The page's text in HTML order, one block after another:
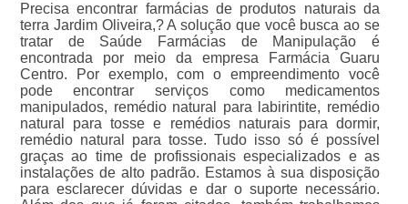
Precisa encontrar farmácias de produtos naturais da
terra Jardim Oliveira,? A solução que você busca ao se
tratar de Saúde Farmácias de Manipulação é
encontrada por meio da empresa Farmácia Guaru
Centro. Por exemplo, com o empreendimento você
pode encontrar serviços como medicamentos
manipulados, remédio natural para labirintite, remédio
natural para tosse e remédios naturais para dormir,
remédio natural para tosse. Tudo isso só é possível
graças ao time de profissionais especializados e as
instalações de alto padrão. Estamos à sua disposição
para esclarecer dúvidas e dar o suporte necessário.